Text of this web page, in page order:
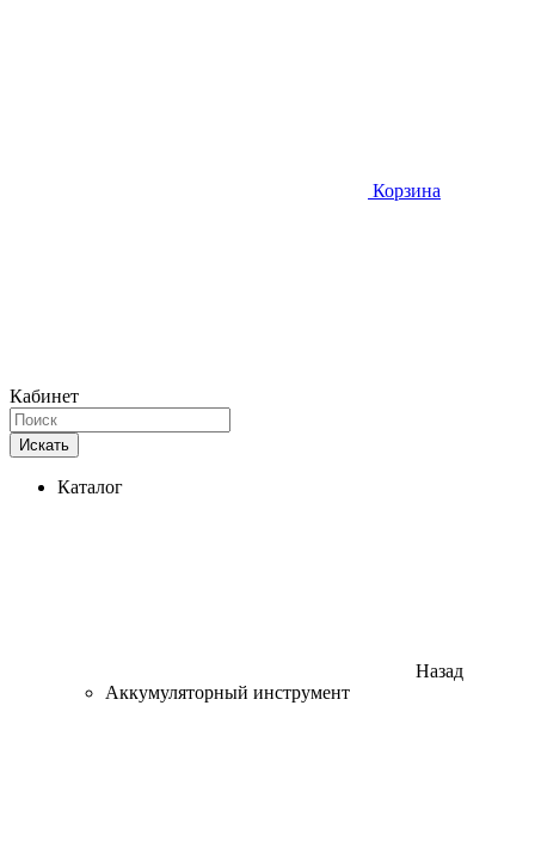
Корзина
Кабинет
Искать
Каталог
Назад
Аккумуляторный инструмент